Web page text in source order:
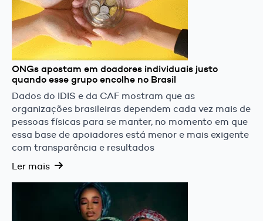
ONGs apostam em doadores individuais justo
quando esse grupo encolhe no Brasil
Dados do IDIS e da CAF mostram que as
organizações brasileiras dependem cada vez mais de
pessoas físicas para se manter, no momento em que
essa base de apoiadores está menor e mais exigente
com transparência e resultados
Ler mais